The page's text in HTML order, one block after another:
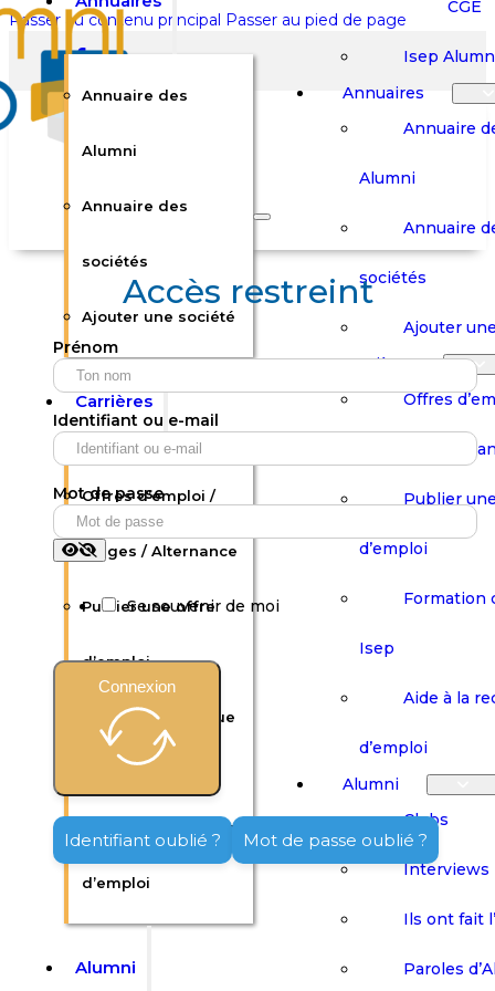
Passer au contenu principal Passer au pied de page
Rechercher sur le site
Rechercher
Votre panier est vide.
Boutique
Panier
Boutique
Annuaire des
Alumni
Annuaire des
sociétés
Ajouter une société
Carrières
Offres d’emploi /
Stages / Alternance
Publier une offre
d’emploi
Formation continue
Aide à la recherche
d’emploi
Alumni
CGE
Isep
Annuaires
Annuaire
Alumni
Annuaire
sociétés
Ajouter
Carrières
Offres
Stages /
Publier
d’emploi
Formation
Isep
Aide à la
d’emploi
Alumni
Clubs
Interviews
Ils ont fait
Paroles
Accès restreint
Prénom
Identifiant ou e-mail
Mot de passe
Se souvenir de moi
Connexion
Identifiant oublié ? Mot de passe oublié ?